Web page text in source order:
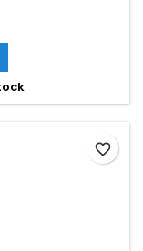
favorite_border